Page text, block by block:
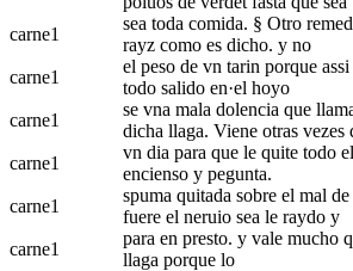
carne1
sea toda comida. § Otro
rayz como es dicho. y no
carne1
el peso de vn tarin porque
todo salido en·el hoyo
carne1
se vna mala dolencia que
dicha llaga. Viene otras vezes
carne1
vn dia para que le quite todo
encienso y pegunta.
carne1
spuma quitada sobre el mal
fuere el neruio sea le raydo y
carne1
para en presto. y vale mucho
llaga porque lo